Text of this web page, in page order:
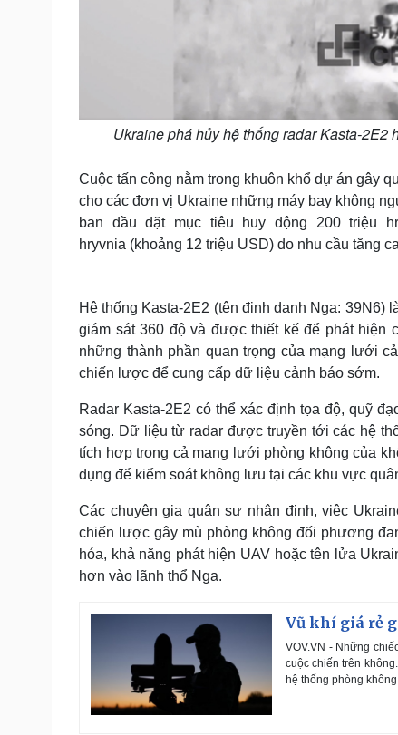
Ukraine phá hủy hệ thống radar Kasta-
Cuộc tấn công nằm trong khuôn khổ dự án gây
cho các đơn vị Ukraine những máy bay không
ban đầu đặt mục tiêu huy động 200 triệu
hryvnia (khoảng 12 triệu USD) do nhu cầu tăng
Hệ thống Kasta-2E2 (tên định danh Nga: 39N6)
giám sát 360 độ và được thiết kế để phát hiện
những thành phần quan trọng của mạng lưới
chiến lược để cung cấp dữ liệu cảnh báo sớm.
Radar Kasta-2E2 có thể xác định tọa độ, quỹ
sóng. Dữ liệu từ radar được truyền tới các hệ
tích hợp trong cả mạng lưới phòng không của
dụng để kiểm soát không lưu tại các khu vực
Các chuyên gia quân sự nhận định, việc
chiến lược gây mù phòng không đối phương
hóa, khả năng phát hiện UAV hoặc tên lửa
hơn vào lãnh thổ Nga.
Vũ khí giá rẻ
VOV.VN - Những
cuộc chiến trên
hệ thống phòng không